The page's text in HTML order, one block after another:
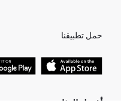
حمل تطبيقنا